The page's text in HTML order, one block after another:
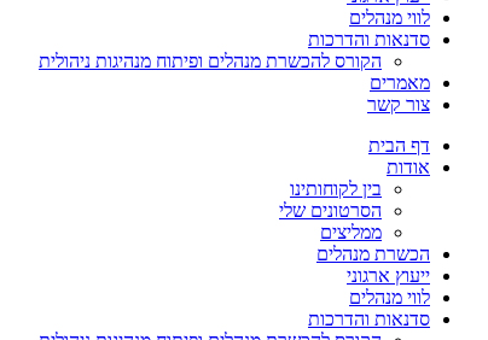
לווי מנהלים
סדנאות והדרכות
הקורס להכשרת מנהלים ופיתוח מנהיגות ניהולית
מאמרים
צור קשר
דף הבית
אודות
בין לקוחותינו
הסרטונים שלי
ממליצים
הכשרת מנהלים
ייעוץ ארגוני
לווי מנהלים
סדנאות והדרכות